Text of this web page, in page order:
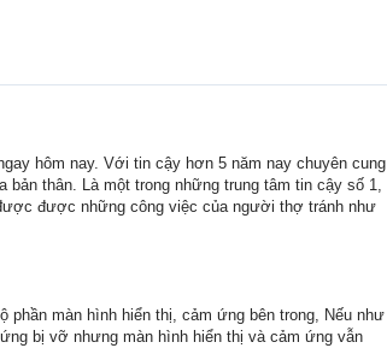
hôm nay. Với tin cậy hơn 5 năm nay chuyên cung
thân. Là một trong những trung tâm tin cậy số 1,
được những công việc của người thợ tránh như
màn hình hiển thị, cảm ứng bên trong, Nếu như
bị vỡ nhưng màn hình hiển thị và cảm ứng vẫn